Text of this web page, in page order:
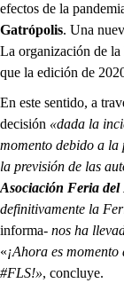
efectos de la
Gatrópolis. Una
La organización de la
que la edición de
En este sentido, a
decisión «dada la
momento debido a la
la previsión de las
Asociación Feria del
definitivamente la
informa- nos ha
«¡Ahora es
#FLS!», concluye.